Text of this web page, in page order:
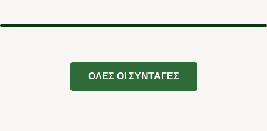
ΟΛΕΣ ΟΙ ΣΥΝΤΑΓΕΣ